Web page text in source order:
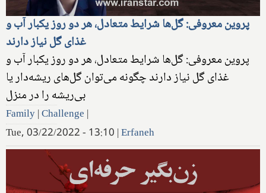
پروین معروفی: گل‌ها شرایط متعادل، هر دو روز یکبار آب و
غذای گل نیاز دارند
پروین معروفی: گل‌ها شرایط متعادل، هر دو روز یکبار آب و
غذای گل نیاز دارند چگونه می‌توان گل‌های ریشه‌دار یا
بی‌ریشه را در منزل
Family|Challenge |
Tue, 03/22/2022 - 13:10 |Erfaneh